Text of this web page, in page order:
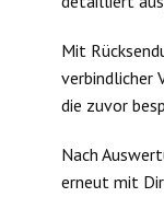
Mit
verbindlicher
die zuvor
Nach
erneut mit